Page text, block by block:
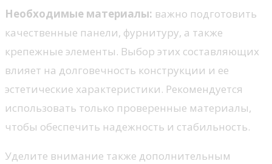
Необходимые материалы: важно подготовить
качественные панели, фурнитуру, а также
крепежные элементы. Выбор этих составляющих
влияет на долговечность конструкции и ее
эстетические характеристики. Рекомендуется
использовать только проверенные материалы,
чтобы обеспечить надежность и стабильность.
Уделите внимание также дополнительным